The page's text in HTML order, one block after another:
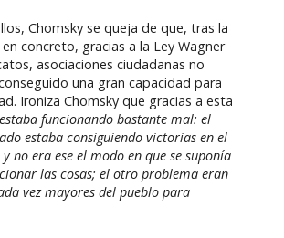
Chomsky se queja de que, tras la
concreto, gracias a la Ley Wagner
asociaciones ciudadanas no
una gran capacidad para
Ironiza Chomsky que gracias a esta
funcionando bastante mal: el
estaba consiguiendo victorias en el
no era ese el modo en que se suponía
las cosas; el otro problema eran
vez mayores del pueblo para